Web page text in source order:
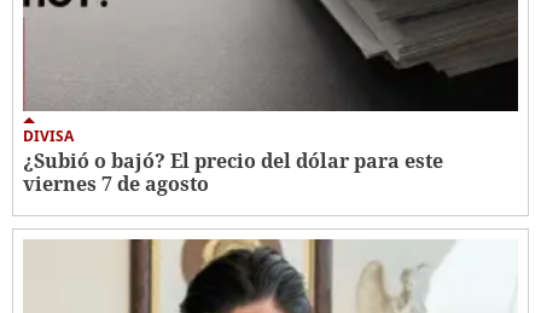
DIVISA
¿Subió o bajó? El precio del dólar para este
viernes 7 de agosto